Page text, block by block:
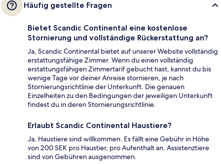
Häufig gestellte Fragen
Bietet Scandic Continental eine kostenlose
Stornierung und vollständige Rückerstattung an?
Ja, Scandic Continental bietet auf unserer Website vollständig
erstattungsfähige Zimmer. Wenn du einen vollständig
erstattungsfähigen Zimmertarif gebucht hast, kannst du bis
wenige Tage vor deiner Anreise stornieren, je nach
Stornierungsrichtlinie der Unterkunft. Die genauen
Einzelheiten zu den Bedingungen der jeweiligen Unterkunft
findest du in deren Stornierungsrichtlinie.
Erlaubt Scandic Continental Haustiere?
Ja, Haustiere sind willkommen. Es fällt eine Gebühr in Höhe
von 200 SEK pro Haustier, pro Aufenthalt an. Assistenztiere
sind von Gebühren ausgenommen.